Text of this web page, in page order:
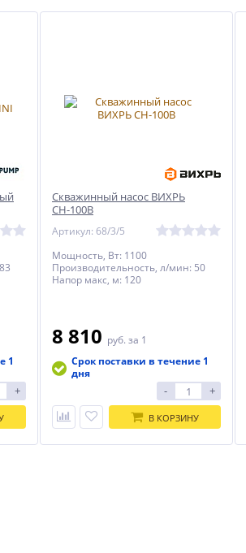
1
+
Скважинный насос ВИХРЬ
СН-100В
Артикул: 68/3/5
Мощность, Вт: 1100
Производительность, л/мин: 50
Напор макс, м: 120
8 810 руб. за 1
Срок поставки в течение 1
дня
- +
В КОРЗИНУ